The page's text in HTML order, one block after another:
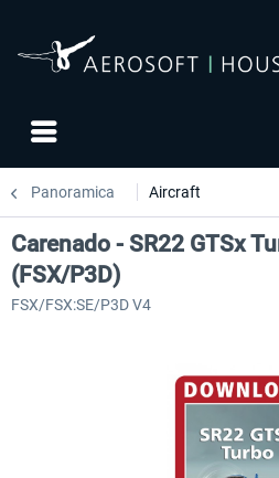
Panoramica Aircraft
Carenado - SR22 GTSx
(FSX/P3D)
FSX/FSX:SE/P3D V4